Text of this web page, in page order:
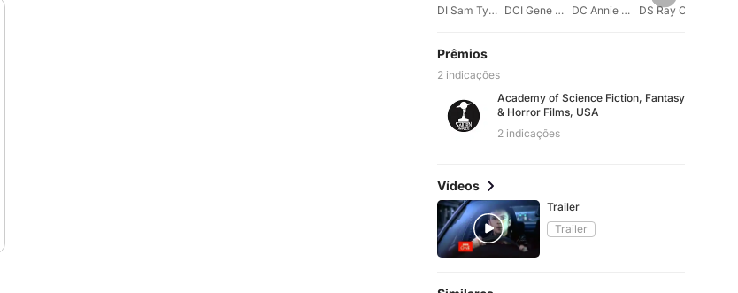
DI Sam Tyler
DCI Gene Hunt
DC Annie Cartwright
Prêmios
2 indicações
Academy of Science Fiction, Fantasy
& Horror Films, USA
2 indicações
Vídeos
Trailer
Trailer